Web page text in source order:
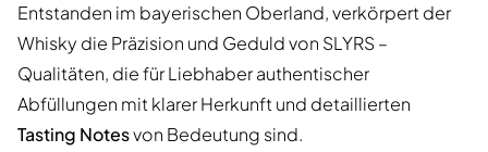
Entstanden im bayerischen Oberland, verkörpert der
Whisky die Präzision und Geduld von SLYRS –
Qualitäten, die für Liebhaber authentischer
Abfüllungen mit klarer Herkunft und detaillierten
Tasting Notesvon Bedeutung sind.